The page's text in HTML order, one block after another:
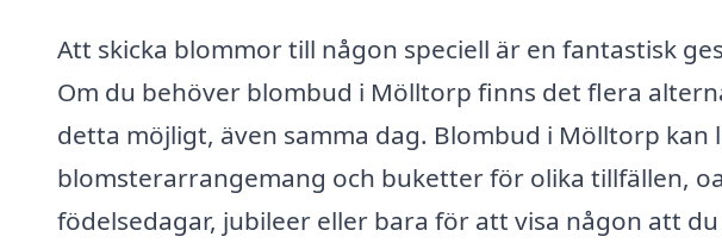
Att skicka blommor till någon speciell är en fantastisk
Om du behöver blombud i Mölltorp finns det flera
detta möjligt, även samma dag. Blombud i Mölltorp kan
blomsterarrangemang och buketter för olika tillfällen,
födelsedagar, jubileer eller bara för att visa någon att